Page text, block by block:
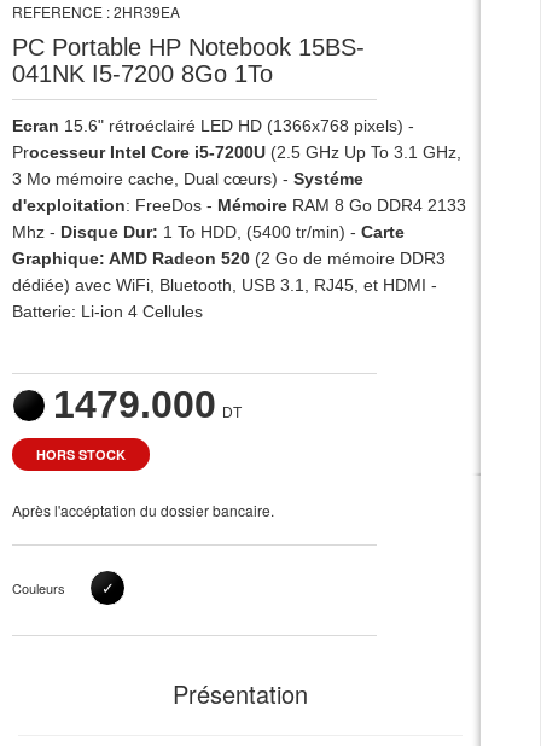
REFERENCE : 2HR39EA
PC Portable HP Notebook 15BS-
041NK I5-7200 8Go 1To
Ecran 15.6" rétroéclairé LED HD (1366x768 pixels) -
Processeur Intel Core i5-7200U (2.5 GHz Up To 3.1 GHz,
3 Mo mémoire cache, Dual cœurs) - Systéme
d'exploitation: FreeDos - Mémoire RAM 8 Go DDR4 2133
Mhz - Disque Dur: 1 To HDD, (5400 tr/min) - Carte
Graphique: AMD Radeon 520 (2 Go de mémoire DDR3
dédiée) avec WiFi, Bluetooth, USB 3.1, RJ45, et HDMI -
Batterie: Li-ion 4 Cellules
1479.000 DT
HORS STOCK
Après l'accéptation du dossier bancaire.
Couleurs ✓
Présentation